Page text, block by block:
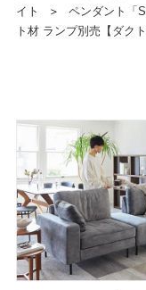
イト
＞
ペンダント「
ト材 ランプ別売【ダク